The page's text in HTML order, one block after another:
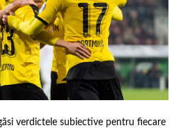
verdictele subiective pentru fiecare